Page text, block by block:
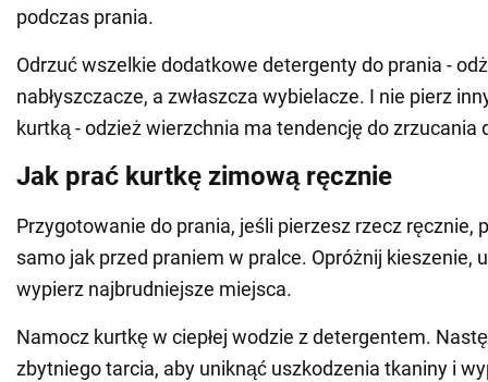
podczas prania.
Odrzuć wszelkie dodatkowe detergenty do prania -
nabłyszczacze, a zwłaszcza wybielacze. I nie pierz
kurtką - odzież wierzchnia ma tendencję do zrzucania
Jak prać kurtkę zimową ręcznie
Przygotowanie do prania, jeśli pierzesz rzecz ręcznie,
samo jak przed praniem w pralce. Opróżnij kieszenie,
wypierz najbrudniejsze miejsca.
Namocz kurtkę w ciepłej wodzie z detergentem.
zbytniego tarcia, aby uniknąć uszkodzenia tkaniny i